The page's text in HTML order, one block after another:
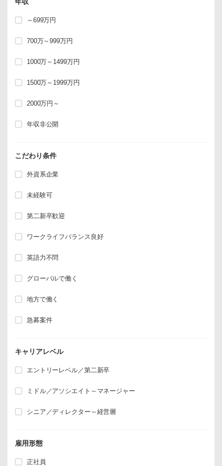
～699万円
700万～999万円
1000万～1499万円
1500万～1999万円
2000万円～
年収非公開
こだわり条件
外資系企業
未経験可
第二新卒歓迎
ワークライフバランス良好
英語力不問
グローバルで働く
地方で働く
急募案件
キャリアレベル
エントリーレベル／第二新卒
ミドル／アソシエイト～マネージャー
シニア／ディレクター～経営層
雇用形態
正社員